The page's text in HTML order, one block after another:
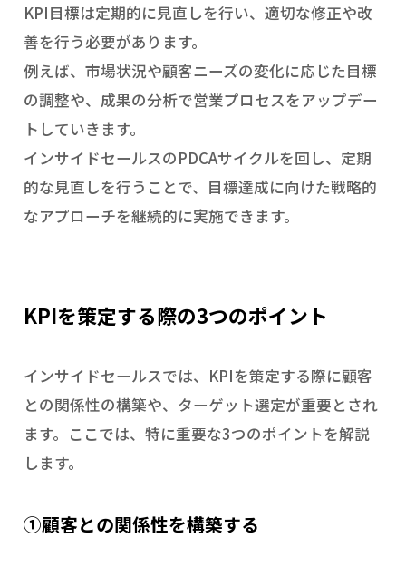
KPI目標は定期的に見直しを行い、適切な修正や改
善を行う必要があります。
例えば、市場状況や顧客ニーズの変化に応じた目標
の調整や、成果の分析で営業プロセスをアップデー
トしていきます。
インサイドセールスのPDCAサイクルを回し、定期
的な見直しを行うことで、目標達成に向けた戦略的
なアプローチを継続的に実施できます。
KPIを策定する際の3つのポイント
インサイドセールスでは、KPIを策定する際に顧客
との関係性の構築や、ターゲット選定が重要とされ
ます。ここでは、特に重要な3つのポイントを解説
します。
①顧客との関係性を構築する